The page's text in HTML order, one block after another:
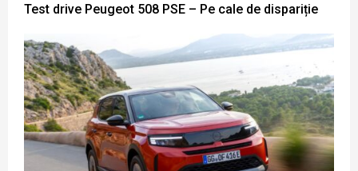
Test drive Peugeot 508 PSE – Pe cale de dispariție